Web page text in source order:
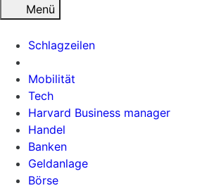
Menü
Schlagzeilen
Mobilität
Tech
Harvard Business manager
Handel
Banken
Geldanlage
Börse